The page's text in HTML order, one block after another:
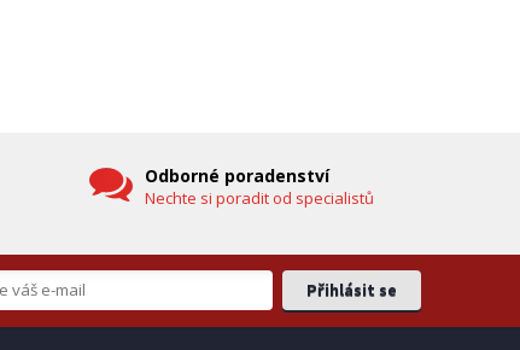
Odborné poradenství
Nechte si poradit od specialistů